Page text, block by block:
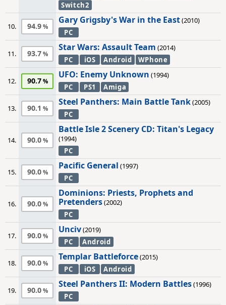
Switch2
10. 94.9
Gary Grigsby's War in the East(2010)
PC
11. 93.7
Star Wars: Assault Team (2014)
PC
iOS Android WPhone
12. 90.7
UFO: Enemy Unknown (1994)
PC
PS1 Amiga
13. 90.1
Steel Panthers: Main Battle Tank(2005)
PC
14. 90.0
Battle Isle 2 Scenery CD: Titan's Legacy
(1994)
PC
15. 90.0
Pacific General (1997)
PC
16. 90.0
Dominions: Priests, Prophets and
Pretenders(2002)
PC
17. 90.0
Unciv(2019)
PC
Android
18. 90.0
Templar Battleforce(2015)
PC
iOS Android
19. 90.0
Steel Panthers II: Modern Battles(1996)
PC